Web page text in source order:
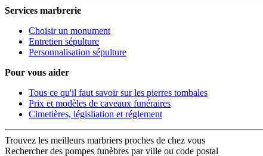
Services marbrerie
Choisir un monument
Entretien sépulture
Personnalisation sépulture
Pour vous aider
Tous ce qu'il faut savoir sur les pierres tombales
Prix et modèles de caveaux funéraires
Cimetières, législiation et réglement
Trouvez les meilleurs marbriers proches de chez vous
Rechercher des pompes funèbres par ville ou code postal